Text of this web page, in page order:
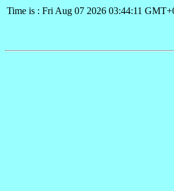
Time is : Fri Aug 07 2026 03:44:11